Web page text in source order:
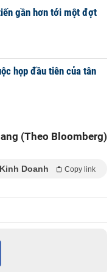
gần hơn tới một đợt
họp đầu tiên của tân
(Theo Bloomberg)
Doanh Copy link